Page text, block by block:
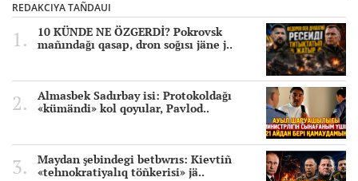
REDAKCIYA TAÑDAUI
10 KÜNDE NE ÖZGERDİ? Pokrovsk
mañındağı qasap, dron soğısı jäne j..
Almasbek Sadırbay isi: Protokoldağı
«kümändi» kol qoyular, Pavlod..
Maydan şebindegi betbwrıs: Kievtiñ
«tehnokratiyalıq töñkerisi» jä..